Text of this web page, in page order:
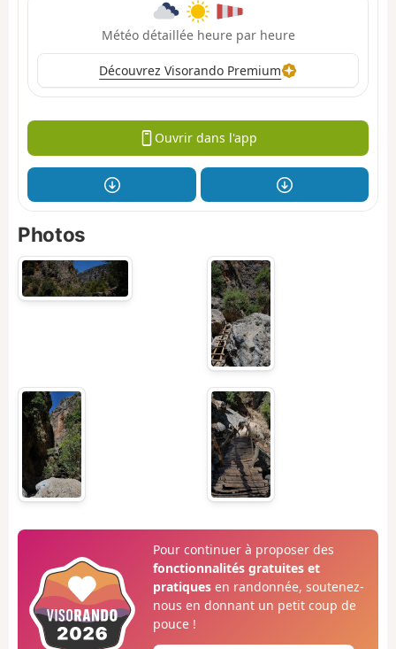
Météo détaillée heure par heure
Découvrez Visorando Premium
Ouvrir dans l'app
Photos
Pour continuer à proposer des
fonctionnalités gratuites et
pratiquesen randonnée, soutenez-
nous en donnant un petit coup de
pouce !